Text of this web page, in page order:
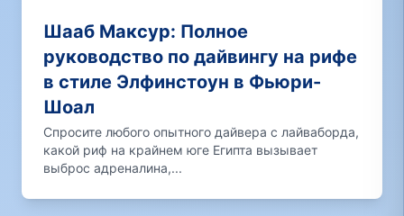
Шааб Максур: Полное
руководство по дайвингу на рифе
в стиле Элфинстоун в Фьюри-
Шоал
Спросите любого опытного дайвера с лайвaборда,
какой риф на крайнем юге Египта вызывает
выброс адреналина,...